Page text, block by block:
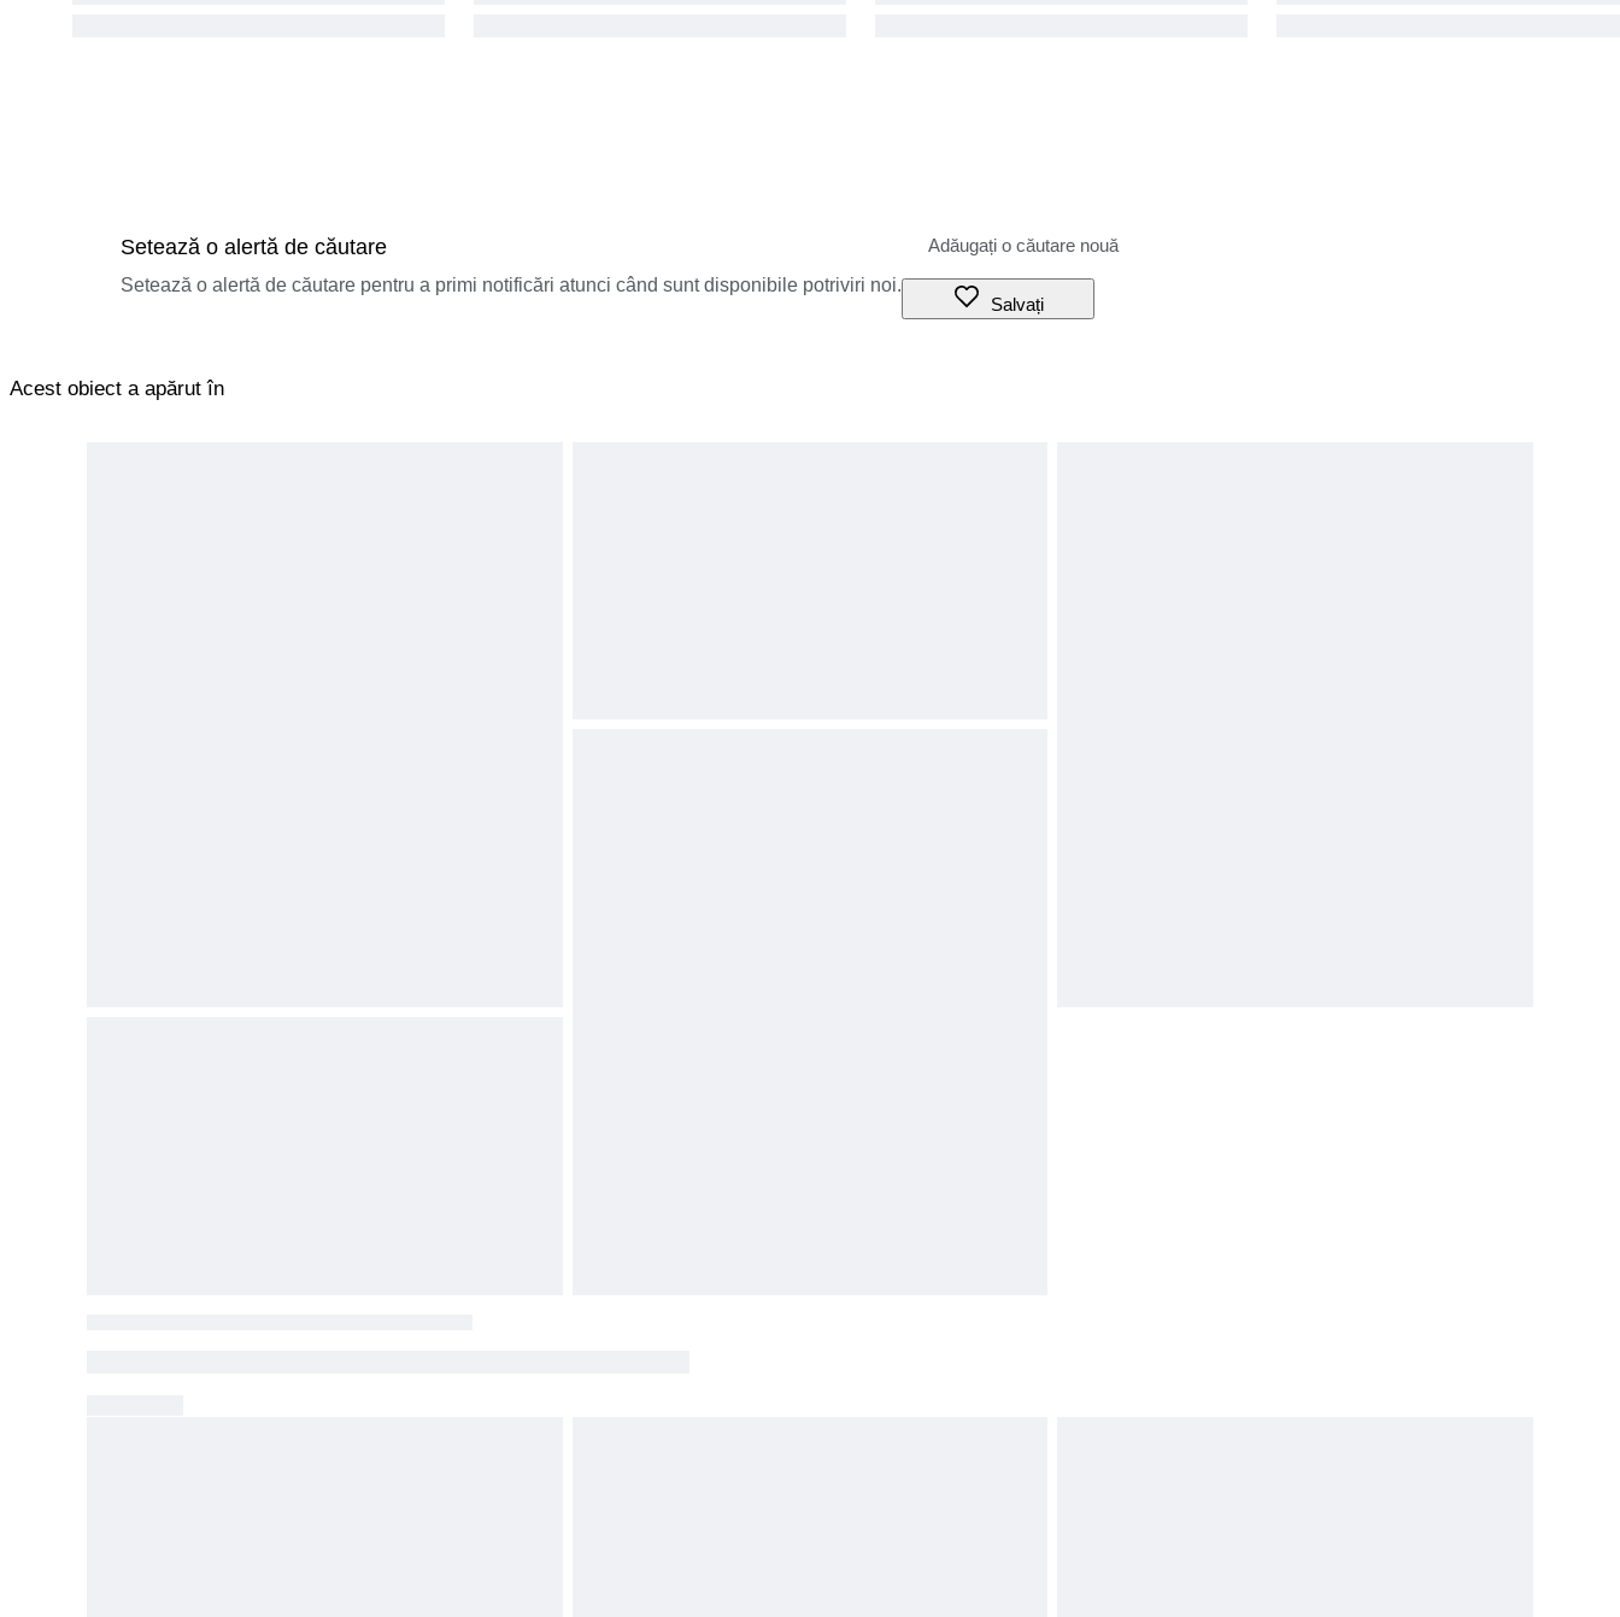
Setează o alertă de căutare
Setează o alertă de căutare pentru a primi notificări atunci când sunt disponibile potriviri noi.
Salvați
Acest obiect a apărut în